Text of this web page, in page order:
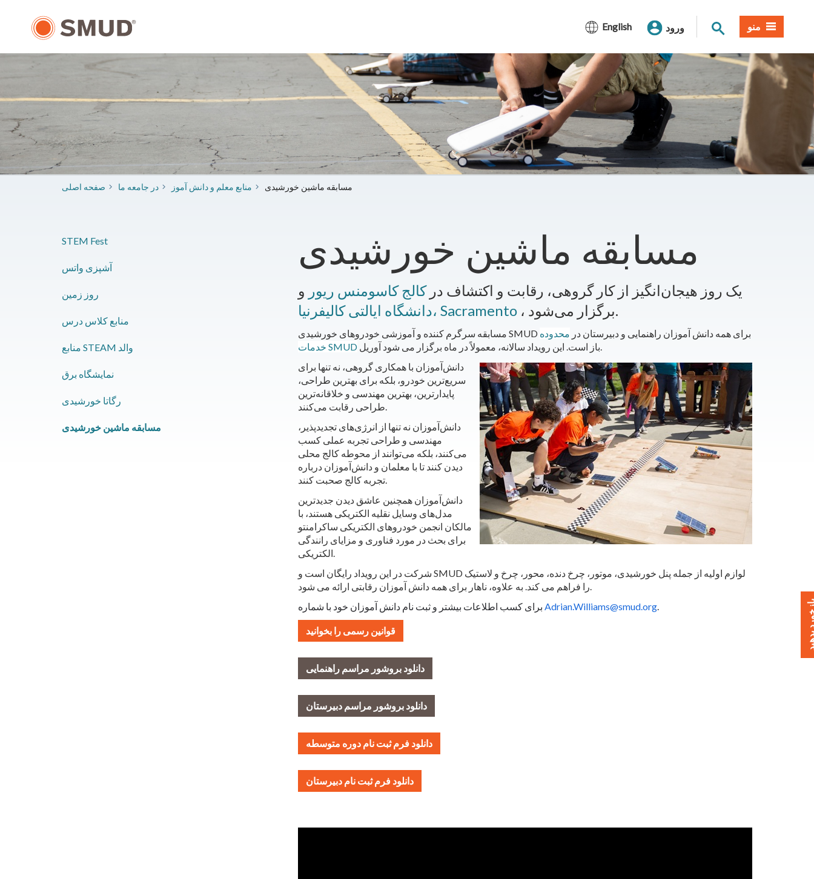
English ورود جستجوی سایت
منو
صفحه اصلی در جامعه ما منابع معلم و دانش آموز مسابقه ماشین خورشیدی
مسابقه ماشین خورشیدی
یک روز هیجان‌انگیز از کار گروهی، رقابت و اکتشاف درکالج کاسومنس ریور و
دانشگاه ایالتی کالیفرنیا، Sacramento
، برگزار می‌شود.
مسابقه سرگرم کننده و آموزشی خودروهای خورشیدی SMUD برای همه دانش آموزان راهنمایی و دبیرستان در محدوده
خدمات SMUD
باز است. این رویداد سالانه، معمولاً در ماه برگزار می شودآوریل.
دانش‌آموزان با همکاری گروهی، نه تنها برای
سریع‌ترین خودرو، بلکه برای بهترین طراحی،
پایدارترین، بهترین مهندسی و خلاقانه‌ترین
طراحی رقابت می‌کنند.
دانش‌آموزان نه تنها از انرژی‌های تجدیدپذیر،
مهندسی و طراحی تجربه عملی کسب
می‌کنند، بلکه می‌توانند از محوطه کالج محلی
دیدن کنند تا با معلمان و دانش‌آموزان درباره
تجربه کالج صحبت کنند.
دانش‌آموزان همچنین عاشق دیدن جدیدترین
مدل‌های وسایل نقلیه الکتریکی هستند، با
مالکان انجمن خودروهای الکتریکی ساکرامنتو
برای بحث در مورد فناوری و مزایای رانندگی
الکتریکی.
شرکت در این رویداد رایگان است و SMUD لوازم اولیه از جمله پنل خورشیدی، موتور، چرخ دنده، محور، چرخ و لاستیک
را فراهم می کند. به علاوه، ناهار برای همه دانش آموزان رقابتی ارائه می شود.
Adrian.Williams@smud.org.
قوانین رسمی را بخوانید
دانلود بروشور مراسم راهنمایی
دانلود بروشور مراسم دبیرستان
دانلود فرم ثبت نام دوره متوسطه
دانلود فرم ثبت نام دبیرستان
STEM Fest
آشپزی واتس
روز زمین
منابع کلاس درس
منابع STEAM والد
نمایشگاه برق
رگاتا خورشیدی
مسابقه ماشین خورشیدی